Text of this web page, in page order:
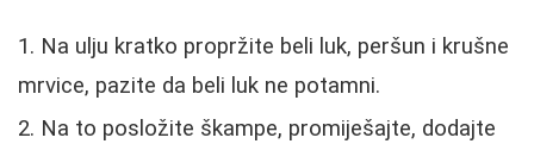
Na ulju kratko propržite beli luk, peršun i krušne
mrvice, pazite da beli luk ne potamni.
Na to posložite škampe, promiješajte, dodajte